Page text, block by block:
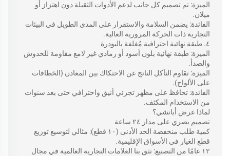
الميزة: تم تصميم كل جانب لدعم الأدوات الثقيلة دون اهتزاز أو
ميلان.
الفائدة: يضمن السلامة والاستقرار على المدى الطويل في البيئات
التجارية ذات الحركة المرورية العالية.
٤. طبقة نهائية احترافية مُغلفة بالبودرة
الميزة: طبقة نهائية بلون أسود أو رمادي غير لامع مقاومة للخدوش
والصدأ.
الميزة: تقاوم التآكل الناتج عن الاحتكاك بين المعادن (الخطافات
على الألواح).
الفائدة: تحافظ على مظهر تجزئي أنيق واحترافي حتى بعد سنوات
من الاستخدام المكثف.
لماذا عرض أباتشي؟
تصميم بصري على مدار ٢٤ ساعة
كمية طلب منخفضة الحد الأدنى (١٠ قطع): مثالي لتوسيع توزيع
قطع الغيار في الأسواق الإقليمية.
١٢ عامًا من التصنيع: تثق بنا العلامات التجارية العالمية في مجال